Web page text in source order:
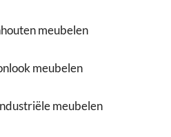
meubelen
meubelen
meubelen